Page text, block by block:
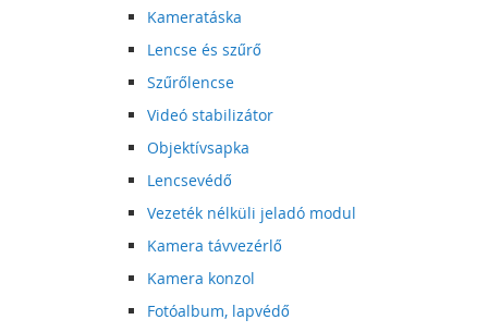
Kameratáska
Lencse és szűrő
Szűrőlencse
Videó stabilizátor
Objektívsapka
Lencsevédő
Vezeték nélküli jeladó modul
Kamera távvezérlő
Kamera konzol
Fotóalbum, lapvédő